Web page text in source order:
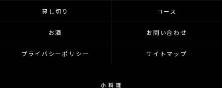
貸し切り コース
お酒 お問い合わせ
プライバシーポリシー サイトマップ